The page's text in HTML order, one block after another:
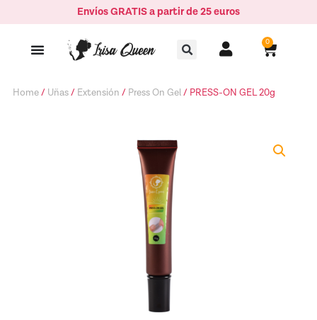
al
Envíos GRATIS a partir de 25 euros
Buscar 0
Carrito
Home/ Uñas/ Extensión / Press On Gel/ PRESS-ON GEL 20g